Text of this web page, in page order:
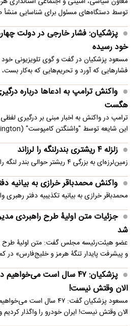
توسط دستگاه‌های مسئول برای شناسایی
پزشکیان: فشار خارجی در دولت
خود رسیده
مسعود پزشکیان در گفت و گوی تلویزیونی خود
فشارهایی که آورد و تحریم‌هایی که به‌کار بست،
واکنش ترامپ به ادعاها درباره
هگست
ترامپ در واکنش به اخبار مبنی بر درگیری
این شایعه توسط "واشنگتن کامپوست" (The Washington…
زلزله ۴ ریشتری بندرلنگه را لرزاند
زمین‌لرزه‌ای به بزرگی ۴ ریشتر حوالی بندر لنگه را در غرب هرمزگان لرزاند.
واکنش محمدباقر خرازی به بیانیه
محمدباقر خرازی به بیانیه تکذیبیه دفتر
جزئیات متن اولیۀ طرح راهبردی
شد
عضو هیئت‌رئیسه مجلس گفت: متن اولیۀ طرح
و پیشرفت پایدار تنگۀ هرمز و خلیج‌فارس» در
پزشکیان: ۴۷ سال است
الان وقتش نیست!
مسعود پزشکیان گفت: ۴۷ سال
الان وقتش نیست! ایران خودرو را واگذار